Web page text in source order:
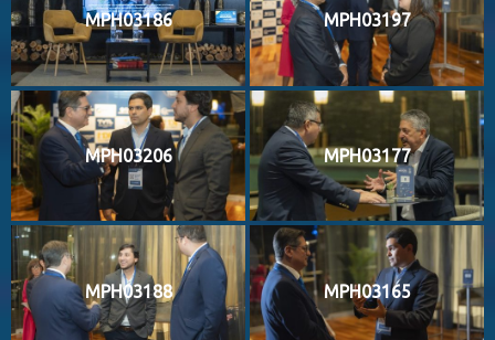
MPH03186 MPH03197
MPH03206 MPH03177
MPH03188 MPH03165